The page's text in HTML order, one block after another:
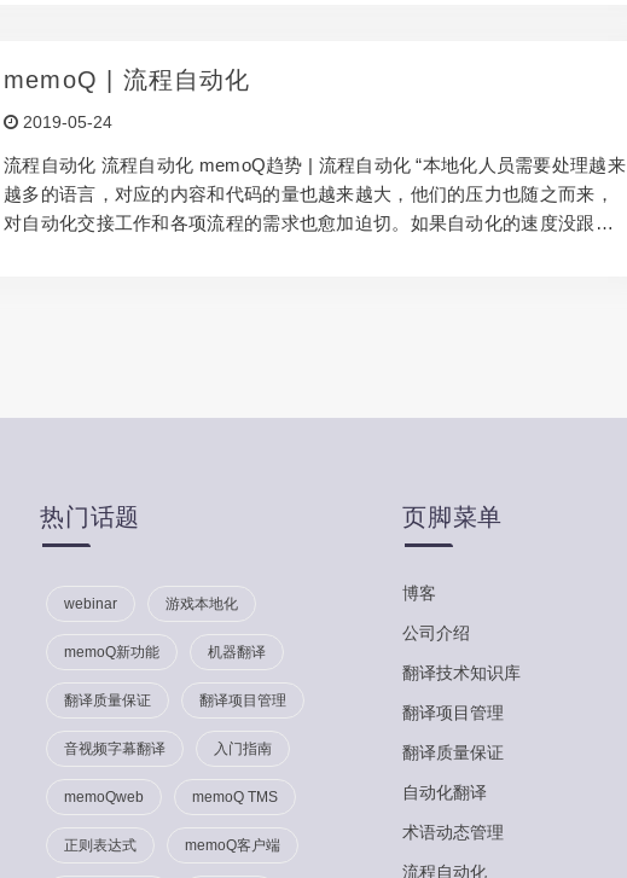
着源文档格式、语言种类、文档数量和语言资产越来越多，流程自动化就越
有价值。 但是自动化也有限制条件，需要知道实施流程自动化的边界在哪
里，以及流程自动化的设计框架…
memoQ | 流程自动化
2019-05-24
流程自动化 流程自动化 memoQ趋势 | 流程自动化 “本地化人员需要处理越来
越多的语言，对应的内容和代码的量也越来越大，他们的压力也随之而来，
对自动化交接工作和各项流程的需求也愈加迫切。如果自动化的速度没跟
热门话题
webinar 游戏本地化
memoQ新功能 机器翻译
翻译质量保证 翻译项目管理
音视频字幕翻译 入门指南
memoQweb memoQ TMS
正则表达式 memoQ客户端
页脚菜单
博客
公司介绍
翻译技术知识库
翻译项目管理
翻译质量保证
自动化翻译
术语动态管理
流程自动化